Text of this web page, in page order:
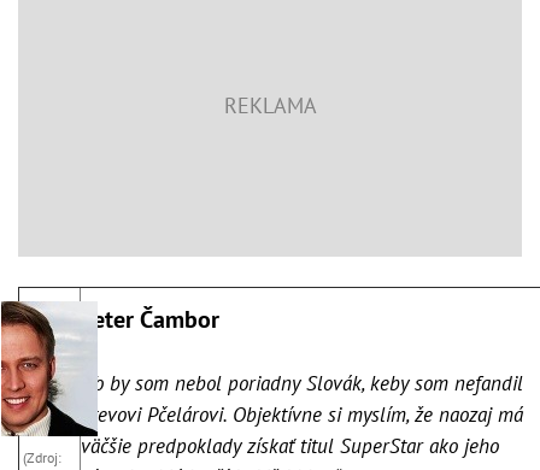
(Zdroj:
Peter Čambor
„To by som nebol poriadny Slovák, keby som nefandil
Števovi Pčelárovi. Objektívne si myslím, že naozaj má
väčšie predpoklady získať titul SuperStar ako jeho